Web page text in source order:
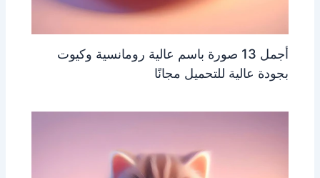
أجمل 13 صورة باسم عالية رومانسية وكيوت
بجودة عالية للتحميل مجانًا